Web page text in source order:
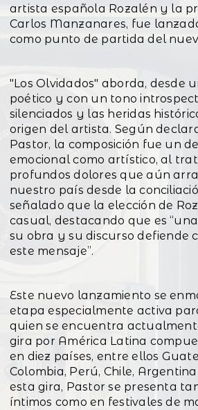
artista española Rozalén y la
Carlos Manzanares, fue
como punto de partida del
"Los Olvidados" aborda, desde
poético y con un tono
silenciados y las heridas
origen del artista. Según
Pastor, la composición fue un
emocional como artístico, al
profundos dolores que aún
nuestro país desde la
señalado que la elección de
casual, destacando que es
su obra y su discurso defiende
este mensaje”.
Este nuevo lanzamiento se
etapa especialmente activa
quien se encuentra
gira por América Latina
en diez países, entre ellos
Colombia, Perú, Chile,
esta gira, Pastor se presenta
íntimos como en festivales de